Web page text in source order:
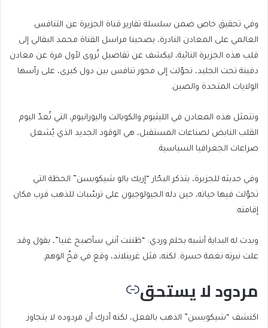
وفي تحقيق خاص ضمن سلسلة تقارير قناة الجزيرة عن التنافس
العالمي على المعادن النادرة، يصحبنا مراسل القناة محمد البقالي إلى
قلب هذه الجزيرة النائية، ليكشف عن تفاصيل تُروى لأول مرة عن معادن
دفينة تحت الجليد، تحوّلت إلى محور تنافس بين دول كبرى، على رأسها
الولايات المتحدة والصين.
وتتمثل هذه المعادن في الليثيوم والكوبالت واليورانيوم، التي تُعدّ اليوم
القلب النابض لصناعات المستقبل، هي الوقود الجديد الذي يُشعل
صراعات الجغرافيا السياسية.
وفي حديثه للجزيرة، يتذكر البحّار “إريك بالو شيكوبسن” الحظة التي
تحوّلت فيها حياته، حين دله الجيولوجيون على ترسّبات للذهب قرب مكان
إقامته.
وبدت له البداية أشبه بحلم وردي: “ظننت أنني سأصبح غنيا”، يقول وقد
علت نبرته نغمة حسرة. لكنه، مثل غرينلاند، وقع في فخّ الوهم.
مردود لا يستحق
اكتشف “شيكوبسن” الذهب بالفعل، لكنه أدرك أن مردوده لا يتجاوز